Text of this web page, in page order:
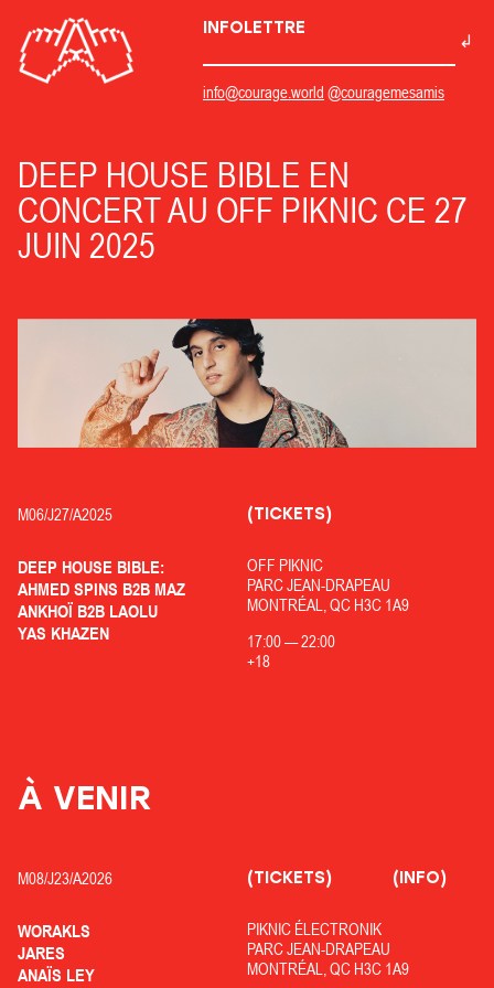
INFOLETTRE
info@courage.world @couragemesamis
DEEP HOUSE BIBLE EN
CONCERT AU OFF PIKNIC CE 27
JUIN 2025
M06/J27/A2025
DEEP HOUSE BIBLE:
AHMED SPINS B2B MAZ
ANKHOÏ B2B LAOLU
YAS KHAZEN
OFF PIKNIC
PARC JEAN-DRAPEAU
MONTRÉAL, QC H3C 1A9
17:00—22:00
+18
(TICKETS)
À VENIR
M08/J23/A2026
WORAKLS
JARES
ANAÏS LEY
PIKNIC ÉLECTRONIK
PARC JEAN-DRAPEAU
MONTRÉAL, QC H3C 1A9
(TICKETS) (INFO)